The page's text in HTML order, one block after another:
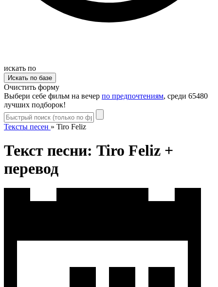
искать по
Очистить форму
Выбери себе фильм на вечер по предпочтениям, среди 65480
лучших подборок!
Тексты песен » Tiro Feliz
Текст песни: Tiro Feliz +
перевод